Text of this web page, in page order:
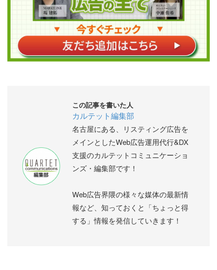
この記事を書いた人
カルテット編集部
名古屋にある、リスティング広告を
メインとしたWeb広告運用代行&DX
支援のカルテットコミュニケーショ
ンズ・編集部です！
Web広告界隈の様々な媒体の最新情
報など、知っておくと「ちょっと得
する」情報を発信していきます！